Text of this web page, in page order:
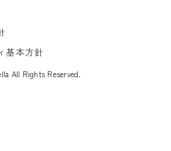
基本方針
All Rights Reserved.